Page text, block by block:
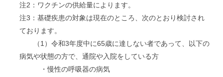
注2：ワクチンの供給量によります。
注3：基礎疾患の対象は現在のところ、次のとおり検討され
ております。
（1）令和3年度中に65歳に達しない者であって、以下の
病気や状態の方で、通院や入院をしている方
・慢性の呼吸器の病気